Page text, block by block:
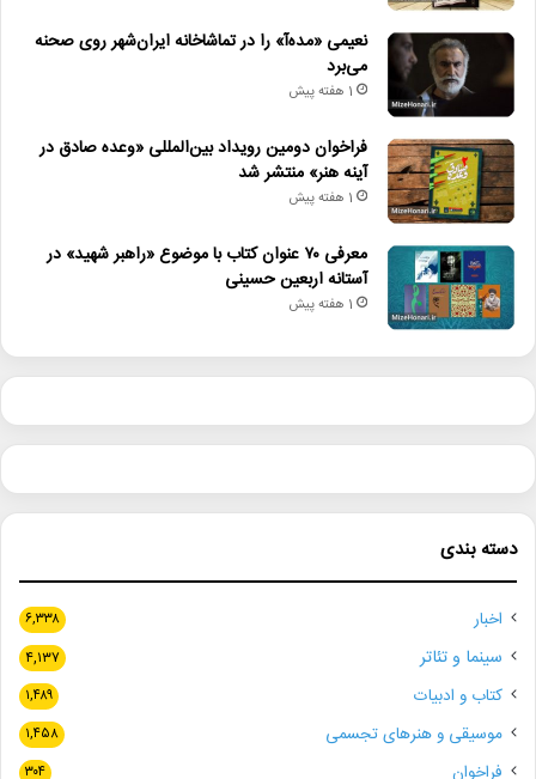
نعیمی «مده‌آ» را در تماشاخانه ایران‌شهر روی صحنه
می‌برد
1 هفته پیش
فراخوان دومین رویداد بین‌المللی «وعده صادق در
آینه هنر» منتشر شد
1 هفته پیش
معرفی ۷۰ عنوان کتاب با موضوع «راهبر شهید» در
آستانه اربعین حسینی
1 هفته پیش
دسته بندی
اخبار ۶,۳۳۸
سینما و تئاتر ۴,۱۳۷
کتاب و ادبیات ۱,۴۸۹
موسیقی و هنرهای تجسمی ۱,۴۵۸
فراخوان ۳۰۴